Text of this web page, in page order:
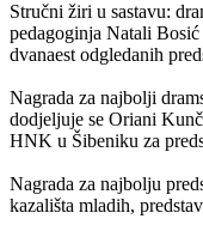
Stručni žiri u sastavu:
pedagoginja Natali
dvanaest odgledanih
Nagrada za najbolji
dodjeljuje se Oriani
HNK u Šibeniku za
Nagrada za najbolju
kazališta mladih,